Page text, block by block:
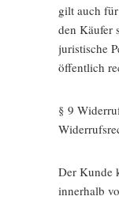
gilt auch
den Käufer
juristische
öffentlich
§ 9
Der Kunde
innerhalb